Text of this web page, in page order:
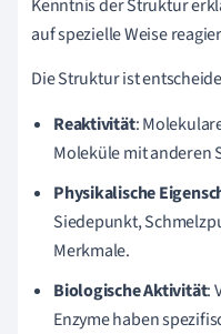
Kenntnis der Struktur
auf spezielle Weise
Die Struktur ist
Reaktivität:
Moleküle mit anderen
Physikalische
Siedepunkt,
Merkmale.
Biologische Aktivität:
Enzyme haben